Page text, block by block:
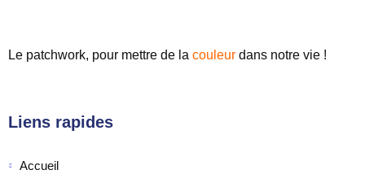
Le patchwork, pour mettre de la couleur dans notre vie !
Liens rapides
Accueil